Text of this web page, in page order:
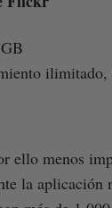
ilimitado,
ello menos
la aplicación